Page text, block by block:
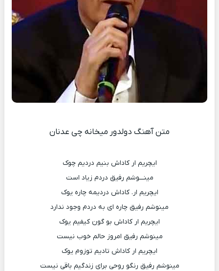
متن آهنگ دولدور میخانه چی عدنان
ایچریم ار کاداش بنیم دردیم چوک
مینـــوشم رفیق دردم زیاد است
ایچریم ار. کاداش دردیمه چاره یوک
مینوشم رفیق چاره ای به دردم وجود ندارد
ایچریم ار کاداش بو گون کیفیم یوک
مینوشم رفیق امروز حالم خوب نیست
ایچریم ار کاداش تادیم توزوم یوک
مینوشم رفیق رنگو روحی برای زندگیم باقی نیست